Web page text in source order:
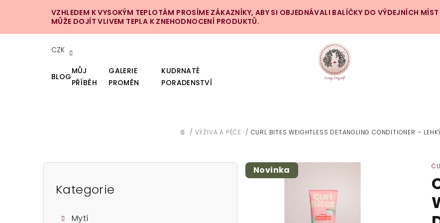
VZHLEDEM K VYSOKÝM TEPLOTÁM PROSÍME ZÁKAZNÍKY, ABY SI OBJEDNÁVALI BALÍČKY DO VÝDEJNÍCH
MŮŽE DOJÍT VLIVEM TEPLA K ZNEHODNOCENÍ PRODUKTŮ.
CZK
BLOG
MŮJ
PŘÍBĚH
GALERIE
PROMĚN
KUDRNATÉ
PORADENSTVÍ
DOMŮ
/ VÝŽIVA A PÉČE / CURL BITES WEIGHTLESS DETANGLING CONDITIONER –
P
Přeskočit
kategorie
Kategorie
Mytí
Novinka